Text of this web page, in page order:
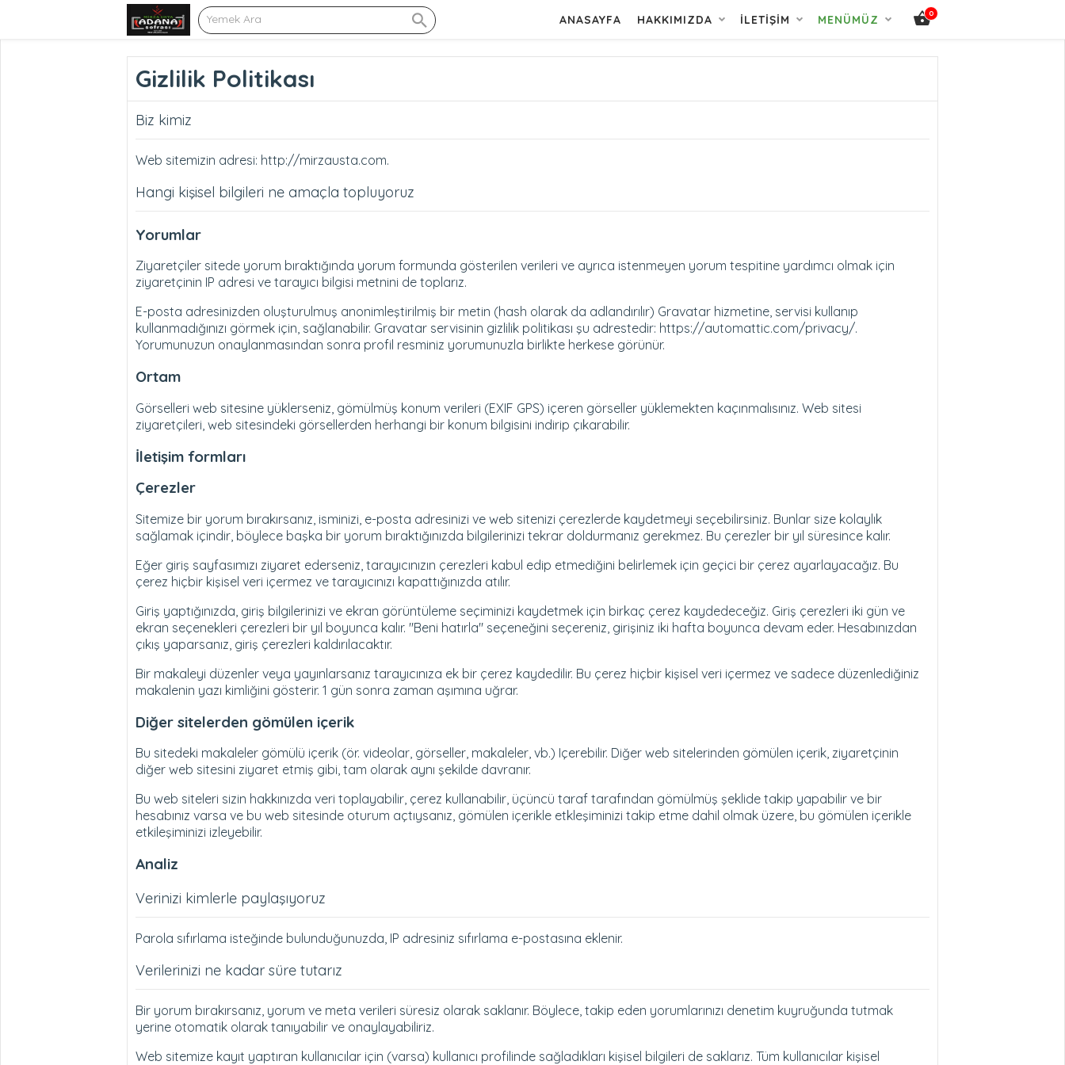
0
ANASAYFA HAKKIMIZDA İLETIŞIM MENÜMÜZ
Gizlilik Politikası
Biz kimiz
Web sitemizin adresi: http://mirzausta.com.
Hangi kişisel bilgileri ne amaçla topluyoruz
Yorumlar
Ziyaretçiler sitede yorum bıraktığında yorum formunda gösterilen verileri ve ayrıca istenmeyen yorum tespitine yardımcı olmak için
ziyaretçinin IP adresi ve tarayıcı bilgisi metnini de toplarız.
E-posta adresinizden oluşturulmuş anonimleştirilmiş bir metin (hash olarak da adlandırılır) Gravatar hizmetine, servisi kullanıp
kullanmadığınızı görmek için, sağlanabilir. Gravatar servisinin gizlilik politikası şu adrestedir: https://automattic.com/privacy/.
Yorumunuzun onaylanmasından sonra profil resminiz yorumunuzla birlikte herkese görünür.
Ortam
Görselleri web sitesine yüklerseniz, gömülmüş konum verileri (EXIF GPS) içeren görseller yüklemekten kaçınmalısınız. Web sitesi
ziyaretçileri, web sitesindeki görsellerden herhangi bir konum bilgisini indirip çıkarabilir.
İletişim formları
Çerezler
Sitemize bir yorum bırakırsanız, isminizi, e-posta adresinizi ve web sitenizi çerezlerde kaydetmeyi seçebilirsiniz. Bunlar size kolaylık
sağlamak içindir, böylece başka bir yorum bıraktığınızda bilgilerinizi tekrar doldurmanız gerekmez. Bu çerezler bir yıl süresince kalır.
Eğer giriş sayfasımızı ziyaret ederseniz, tarayıcınızın çerezleri kabul edip etmediğini belirlemek için geçici bir çerez ayarlayacağız. Bu
çerez hiçbir kişisel veri içermez ve tarayıcınızı kapattığınızda atılır.
Giriş yaptığınızda, giriş bilgilerinizi ve ekran görüntüleme seçiminizi kaydetmek için birkaç çerez kaydedeceğiz. Giriş çerezleri iki gün ve
ekran seçenekleri çerezleri bir yıl boyunca kalır. "Beni hatırla" seçeneğini seçereniz, girişiniz iki hafta boyunca devam eder. Hesabınızdan
çıkış yaparsanız, giriş çerezleri kaldırılacaktır.
Bir makaleyi düzenler veya yayınlarsanız tarayıcınıza ek bir çerez kaydedilir. Bu çerez hiçbir kişisel veri içermez ve sadece düzenlediğiniz
makalenin yazı kimliğini gösterir. 1 gün sonra zaman aşımına uğrar.
Diğer sitelerden gömülen içerik
Bu sitedeki makaleler gömülü içerik (ör. videolar, görseller, makaleler, vb.) Içerebilir. Diğer web sitelerinden gömülen içerik, ziyaretçinin
diğer web sitesini ziyaret etmiş gibi, tam olarak aynı şekilde davranır.
Bu web siteleri sizin hakkınızda veri toplayabilir, çerez kullanabilir, üçüncü taraf tarafından gömülmüş şeklide takip yapabilir ve bir
hesabınız varsa ve bu web sitesinde oturum açtıysanız, gömülen içerikle etkleşiminizi takip etme dahil olmak üzere, bu gömülen içerikle
etkileşiminizi izleyebilir.
Analiz
Verinizi kimlerle paylaşıyoruz
Parola sıfırlama isteğinde bulunduğunuzda, IP adresiniz sıfırlama e-postasına eklenir.
Verilerinizi ne kadar süre tutarız
Bir yorum bırakırsanız, yorum ve meta verileri süresiz olarak saklanır. Böylece, takip eden yorumlarınızı denetim kuyruğunda tutmak
yerine otomatik olarak tanıyabilir ve onaylayabiliriz.
Web sitemize kayıt yaptıran kullanıcılar için (varsa) kullanıcı profilinde sağladıkları kişisel bilgileri de saklarız. Tüm kullanıcılar kişisel